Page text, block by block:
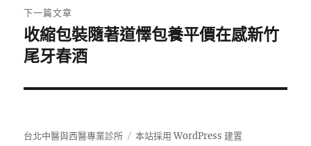
章:
下一篇文章
下
一
文
收縮包裝隨著道懌包養平價在感新竹
尾牙春酒
台北中醫與西醫專業診所 本站採用 WordPress 建置